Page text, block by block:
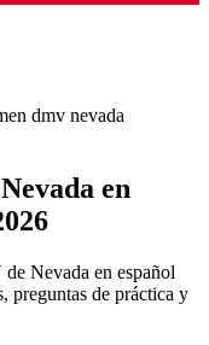
dmv nevada
en
Nevada en español
preguntas de práctica y